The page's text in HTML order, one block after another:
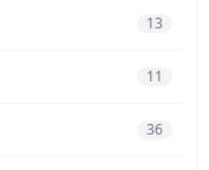
13
11
36